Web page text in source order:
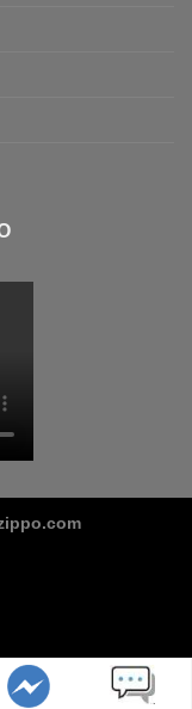
il design di